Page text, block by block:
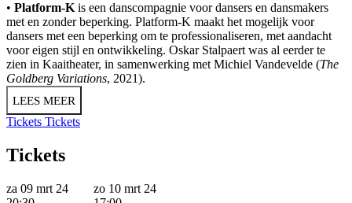
• Platform-K is een danscompagnie voor dansers en dansmakers
met en zonder beperking. Platform-K maakt het mogelijk voor
dansers met een beperking om te professionaliseren, met aandacht
voor eigen stijl en ontwikkeling. Oskar Stalpaert was al eerder te
zien in Kaaitheater, in samenwerking met Michiel Vandevelde (The
Goldberg Variations, 2021).
LEES MEER
Tickets Tickets
Tickets
za 09 mrt 24
zo 10 mrt 24